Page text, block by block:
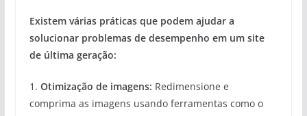
Existem várias práticas que podem ajudar a
solucionar problemas de desempenho em um site
de última geração:
1. Otimização de imagens: Redimensione e
comprima as imagens usando ferramentas como o